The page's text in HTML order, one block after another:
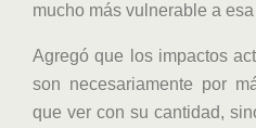
mucho más vulnerable a
Agregó que los impactos
son necesariamente por
que ver con su cantidad,